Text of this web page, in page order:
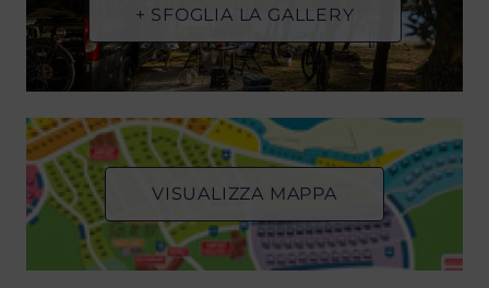
+ SFOGLIA LA GALLERY
VISUALIZZA MAPPA